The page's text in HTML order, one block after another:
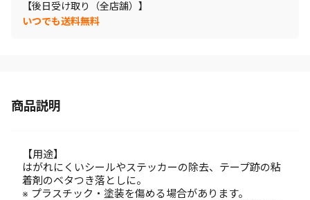
【後日受け取り（全店舗）】
いつでも送料無料
商品説明
【用途】
はがれにくいシールやステッカーの除去、テープ跡の粘
着剤のベタつき落としに。
※ プラスチック・塗装を傷める場合があります。